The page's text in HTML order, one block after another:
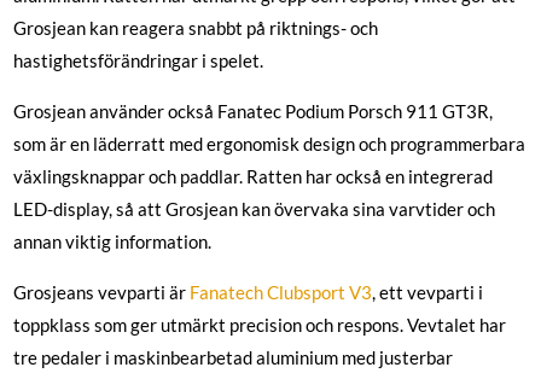
Grosjean kan reagera snabbt på riktnings- och
hastighetsförändringar i spelet.
Grosjean använder också Fanatec Podium Porsch 911 GT3R,
som är en läderratt med ergonomisk design och programmerbara
växlingsknappar och paddlar. Ratten har också en integrerad
LED-display, så att Grosjean kan övervaka sina varvtider och
annan viktig information.
Grosjeans vevparti är Fanatech Clubsport V3, ett vevparti i
toppklass som ger utmärkt precision och respons. Vevtalet har
tre pedaler i maskinbearbetad aluminium med justerbar